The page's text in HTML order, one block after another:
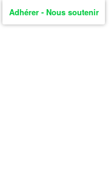
Adhérer - Nous soutenir